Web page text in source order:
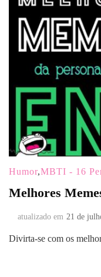
Humor,MBTI - 16
Melhores
atualizado em 21 de
Divirta-se com os